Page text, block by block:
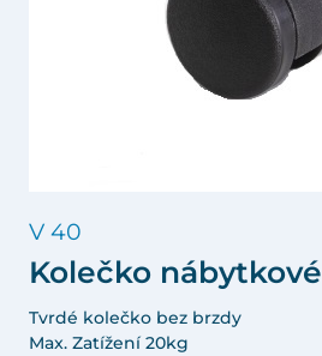
V 40
Kolečko nábytkové
Tvrdé kolečko bez brzdy
Max. Zatížení 20kg